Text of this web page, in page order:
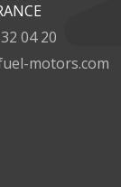
04 20
motors.com